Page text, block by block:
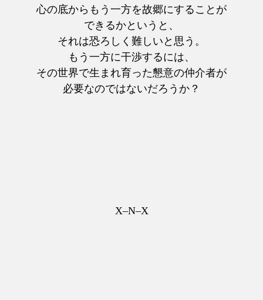
心の底からもう一方を故郷にすることが
できるかというと、
それは恐ろしく難しいと思う。
もう一方に干渉するには、
その世界で生まれ育った懇意の仲介者が
必要なのではないだろうか？
X–N–X